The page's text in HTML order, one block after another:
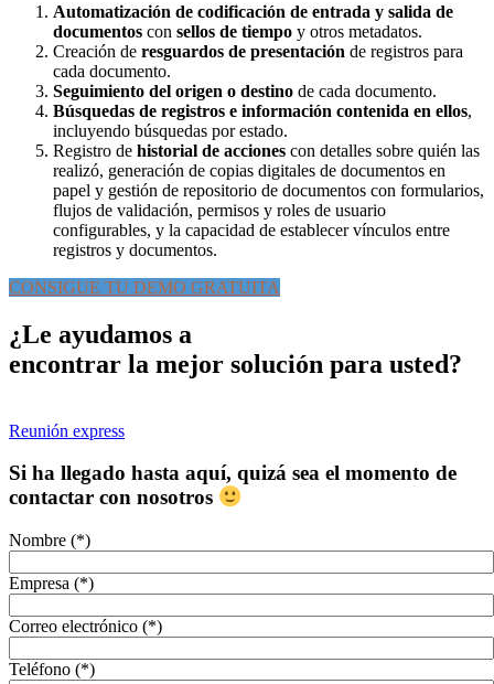
Automatización de codificación de entrada y salida de
documentos con sellos de tiempo y otros metadatos.
Creación de resguardos de presentación de registros para
cada documento.
Seguimiento del origen o destino de cada documento.
Búsquedas de registros e información contenida en ellos,
incluyendo búsquedas por estado.
Registro de historial de acciones con detalles sobre quién las
realizó, generación de copias digitales de documentos en
papel y gestión de repositorio de documentos con formularios,
flujos de validación, permisos y roles de usuario
configurables, y la capacidad de establecer vínculos entre
registros y documentos.
CONSIGUE TU DEMO GRATUITA
¿Le ayudamos a
encontrar la mejor solución para usted?
Reunión express
Si ha llegado hasta aquí, quizá sea el momento de
contactar con nosotros
Nombre (*)
Empresa (*)
Correo electrónico (*)
Teléfono (*)